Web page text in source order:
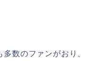
数のファンがおり、